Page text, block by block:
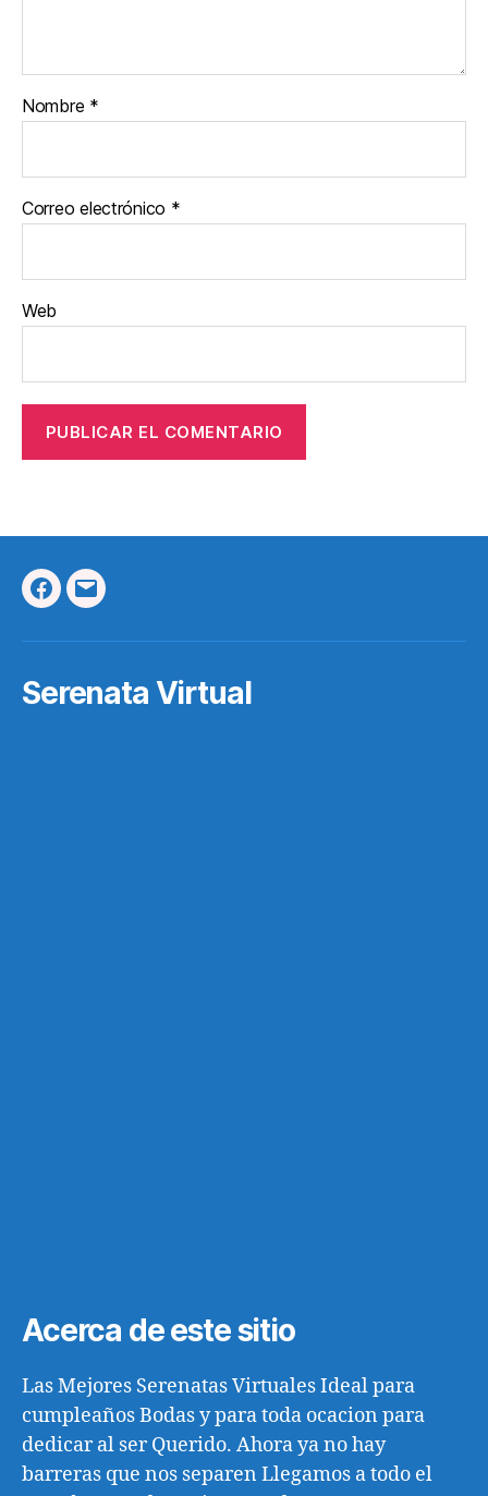
Nombre *
Correo electrónico *
Web
Facebook
Correo
Serenata Virtual
Acerca de este sitio
Las Mejores Serenatas Virtuales Ideal para
cumpleaños Bodas y para toda ocacion para
dedicar al ser Querido. Ahora ya no hay
barreras que nos separen Llegamos a todo el